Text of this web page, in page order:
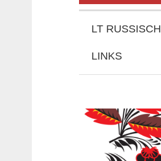
LT RUSSISCH
LINKS